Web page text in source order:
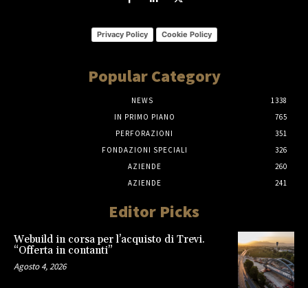
Privacy Policy Cookie Policy
Popular Category
NEWS
1338
IN PRIMO PIANO
765
PERFORAZIONI
351
FONDAZIONI SPECIALI
326
AZIENDE
260
AZIENDE
241
Editor Picks
Webuild in corsa per l’acquisto di Trevi.
“Offerta in contanti”
Agosto 4, 2026